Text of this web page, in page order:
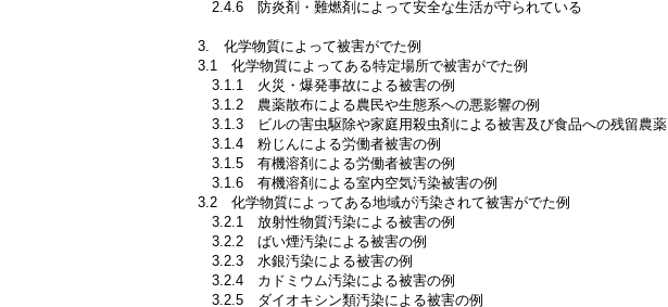
2.4.6 防炎剤・難燃剤によって安全な生活が守られている
3. 化学物質によって被害がでた例
3.1 化学物質によってある特定場所で被害がでた例
3.1.1 火災・爆発事故による被害の例
3.1.2 農薬散布による農民や生態系への悪影響の例
3.1.3 ビルの害虫駆除や家庭用殺虫剤による被害及び食品への残留農薬
3.1.4 粉じんによる労働者被害の例
3.1.5 有機溶剤による労働者被害の例
3.1.6 有機溶剤による室内空気汚染被害の例
3.2 化学物質によってある地域が汚染されて被害がでた例
3.2.1 放射性物質汚染による被害の例
3.2.2 ばい煙汚染による被害の例
3.2.3 水銀汚染による被害の例
3.2.4 カドミウム汚染による被害の例
3.2.5 ダイオキシン類汚染による被害の例